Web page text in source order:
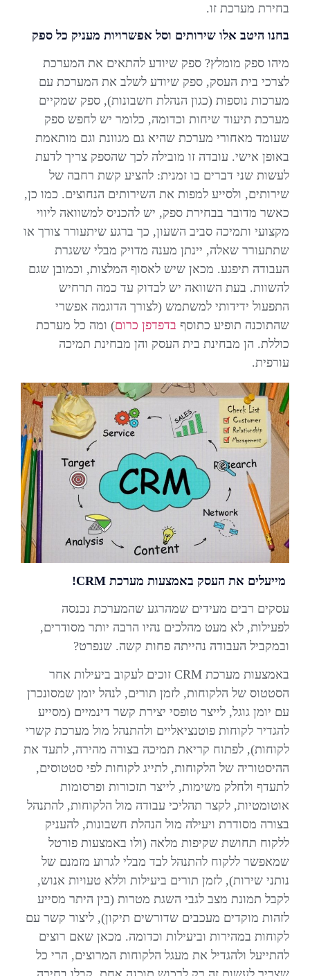
בחירת מערכת זו.
בחנו היטב אלו שירותים וסל אפשרויות מעניק כל ספק
מיהו ספק מומלץ? ספק שיודע להתאים את המערכת
לצרכי בית העסק, ספק שיודע לשלב את המערכת עם
מערכות נוספות (כגון הנהלת חשבונות), ספק שמקיים
מערכת תיעוד שיחות וכדומה, כלומר יש לחפש ספק
שעומד מאחורי מערכת שהיא גם מגוונת וגם מותאמת
באופן אישי. עובדה זו מובילה לכך שהספק צריך לדעת
לעשות שני דברים בו זמנית: להציע קשת רחבה של
שירותים, ולסייע למפות את השירותים הנחוצים. כמו כן,
כאשר מדובר בבחירת ספק, יש להכניס למשוואה ליווי
מקצועי ותמיכה סביב השעון, כך ברגע שיתעורר צורך או
שתתעורר שאלה, יינתן מענה מדויק מבלי ששגרת
העבודה תיפגע. מכאן שיש לאסוף המלצות, וכמובן שגם
להשוות. בעת השוואה יש לבדוק עד כמה תרחיש
התפעול ידידותי למשתמש (לצורך הדוגמה אפשרי
שהתוכנה תופיע כתוסף בדפדפן כרום) ומה כל מערכת
כוללת. הן מבחינת בית העסק והן מבחינת תמיכה
עורפית.
מייעלים את העסק באמצעות מערכת CRM
!
עסקים רבים מעידים שמהרגע שהמערכת נכנסה
לפעילות, לא מעט מהלכים נהיו הרבה יותר מסודרים,
ובמקביל העבודה נהייתה פחות קשה. שנפרט?
באמצעות מערכת CRM זוכים לעקוב ביעילות אחר
הסטטוס של הלקוחות, לזמן תורים, לנהל יומן שמסונכרן
עם יומן גוגל, לייצר טופסי יצירת קשר דינמיים (מסייע
להגדיר לקוחות פוטנציאליים ולהתנהל מול מערכת קשרי
לקוחות), לפתוח קריאת תמיכה בצורה מהירה, לתעד את
ההיסטוריה של הלקוחות, לתייג לקוחות לפי סטטוסים,
לתעדף ולחלק משימות, לייצר תזכורות ופרסומות
אוטומטיות, לקצר תהליכי עבודה מול הלקוחות, להתנהל
בצורה מסודרת ויעילה מול הנהלת חשבונות, להעניק
ללקוח תחושת שקיפות מלאה (ולו באמצעות פורטל
שמאפשר ללקוח להתנהל לבד מבלי לגרוע מזמנם של
נותני שירות), לזמן תורים ביעילות וללא טעויות אנוש,
לקבל תמונת מצב לגבי השגת מטרות (בין היתר מסייע
לזהות מוקדים מעכבים שדורשים תיקון), ליצור קשר עם
לקוחות במהירות וביעילות וכדומה. מכאן שאם רוצים
להתייעל ולהגדיל את מעגל הלקוחות המרוצים, הרי כל